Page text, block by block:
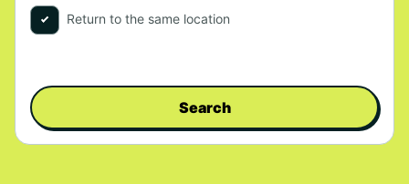
Return to the same location
Search